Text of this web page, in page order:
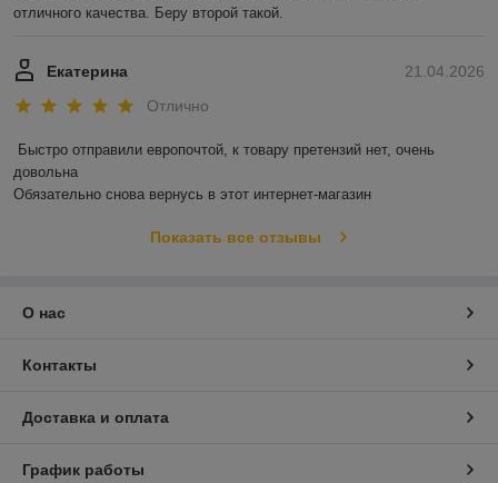
отличного качества. Беру второй такой.
21.04.2026
Екатерина
Отлично
Быстро отправили европочтой, к товару претензий нет, очень
довольна
Обязательно снова вернусь в этот интернет-магазин
Показать все отзывы
О нас
Контакты
Доставка и оплата
График работы